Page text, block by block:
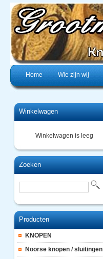
Home Wie zijn wij
Winkelwagen
Winkelwagen is leeg
Zoeken
Producten
KNOPEN
Noorse knopen / sluitingen